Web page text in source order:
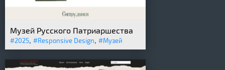
Музей Русского Патриаршества
#2025, #Responsive Design, #Музей